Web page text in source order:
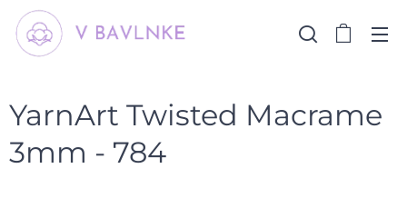
YarnArt Twisted Macrame
3mm - 784